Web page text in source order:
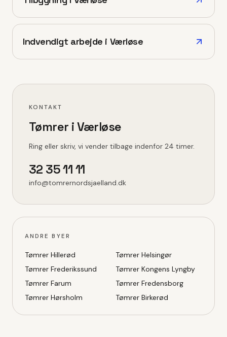
Indvendigt arbejde i Værløse
KONTAKT
Tømrer iVærløse
Ring eller skriv, vi vender tilbage indenfor 24 timer.
32 35 11 11
info@tomrernordsjaelland.dk
ANDRE BYER
Tømrer Hillerød Tømrer Helsingør
Tømrer Frederikssund Tømrer Kongens Lyngby
Tømrer Farum Tømrer Fredensborg
Tømrer Hørsholm Tømrer Birkerød